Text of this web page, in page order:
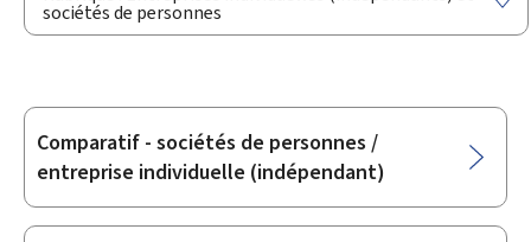
sociétés de personnes
Sous-
rubriques
Comparatif - sociétés de personnes /
entreprise individuelle (indépendant)